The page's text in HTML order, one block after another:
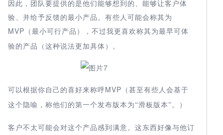
因此，团队要提供的是他们能够想到的、能够让客户体
验、并给予反馈的最小产品。有些人可能会称其为
MVP （最小可行产品），不过我更喜欢称其为最早可体
验的产品（这种说法更加具体）。
可以根据你自己的喜好来称呼MVP （甚至有些人会基于
这个隐喻，称他们的第一个发布版本为“滑板版本”。）
客户不太可能会对这个产品感到满意。这东西好像与他订